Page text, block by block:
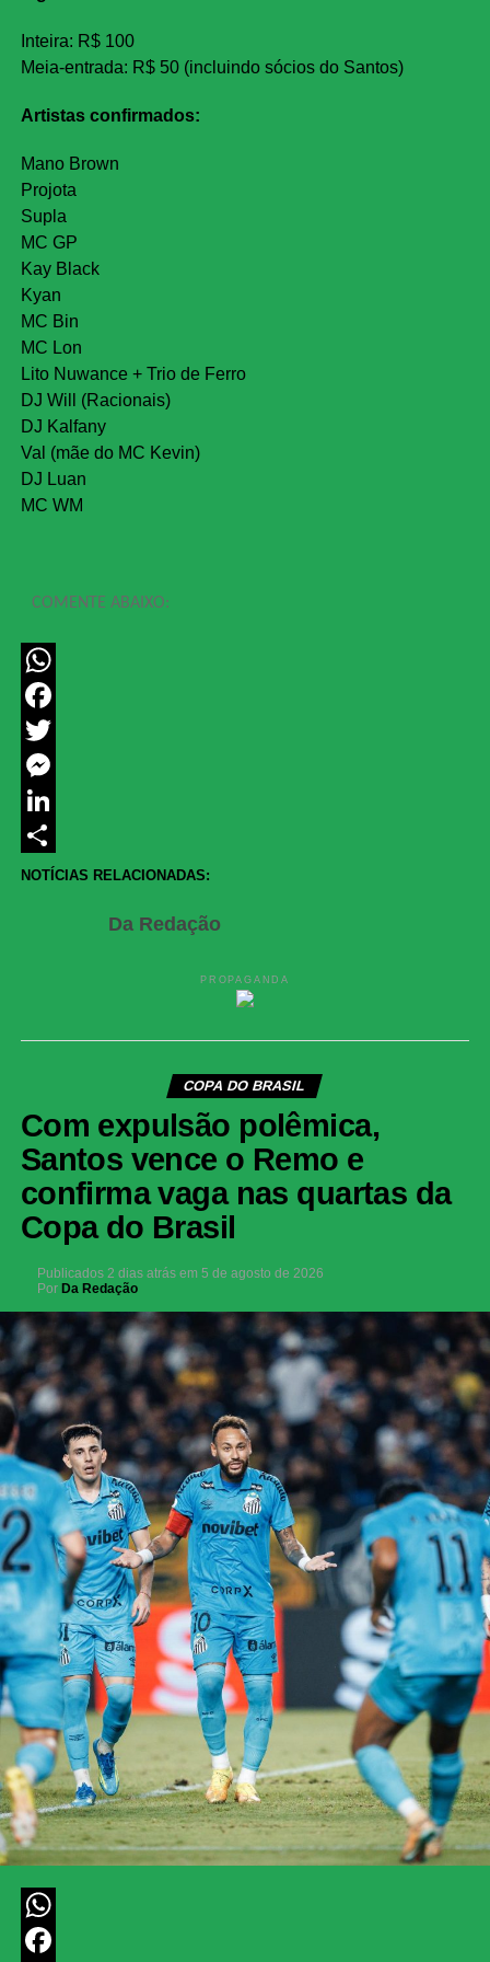
Inteira: R$ 100
Meia-entrada: R$ 50 (incluindo sócios do Santos)
Artistas confirmados:
Mano Brown
Projota
Supla
MC GP
Kay Black
Kyan
MC Bin
MC Lon
Lito Nuwance + Trio de Ferro
DJ Will (Racionais)
DJ Kalfany
Val (mãe do MC Kevin)
DJ Luan
MC WM
COMENTE ABAIXO:
WhatsApp
Facebook
Twitter
Messenger
LinkedIn
Share
NOTÍCIAS RELACIONADAS:
Da Redação
PROPAGANDA
COPA DO BRASIL
Com expulsão polêmica,
Santos vence o Remo e
confirma vaga nas quartas da
Copa do Brasil
Publicados 2 dias atrás em 5 de agosto de 2026
Por Da Redação
WhatsApp